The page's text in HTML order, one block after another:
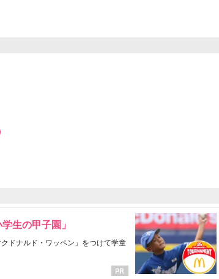
生の甲子園」
ドナルド・ワッペン」をつけて学童